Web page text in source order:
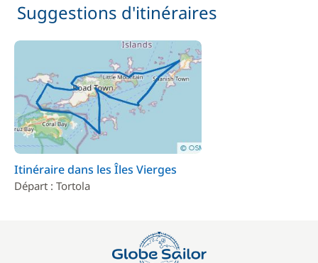
Wifi
Suggestions d'itinéraires
Itinéraire dans les Îles Vierges
Départ : Tortola